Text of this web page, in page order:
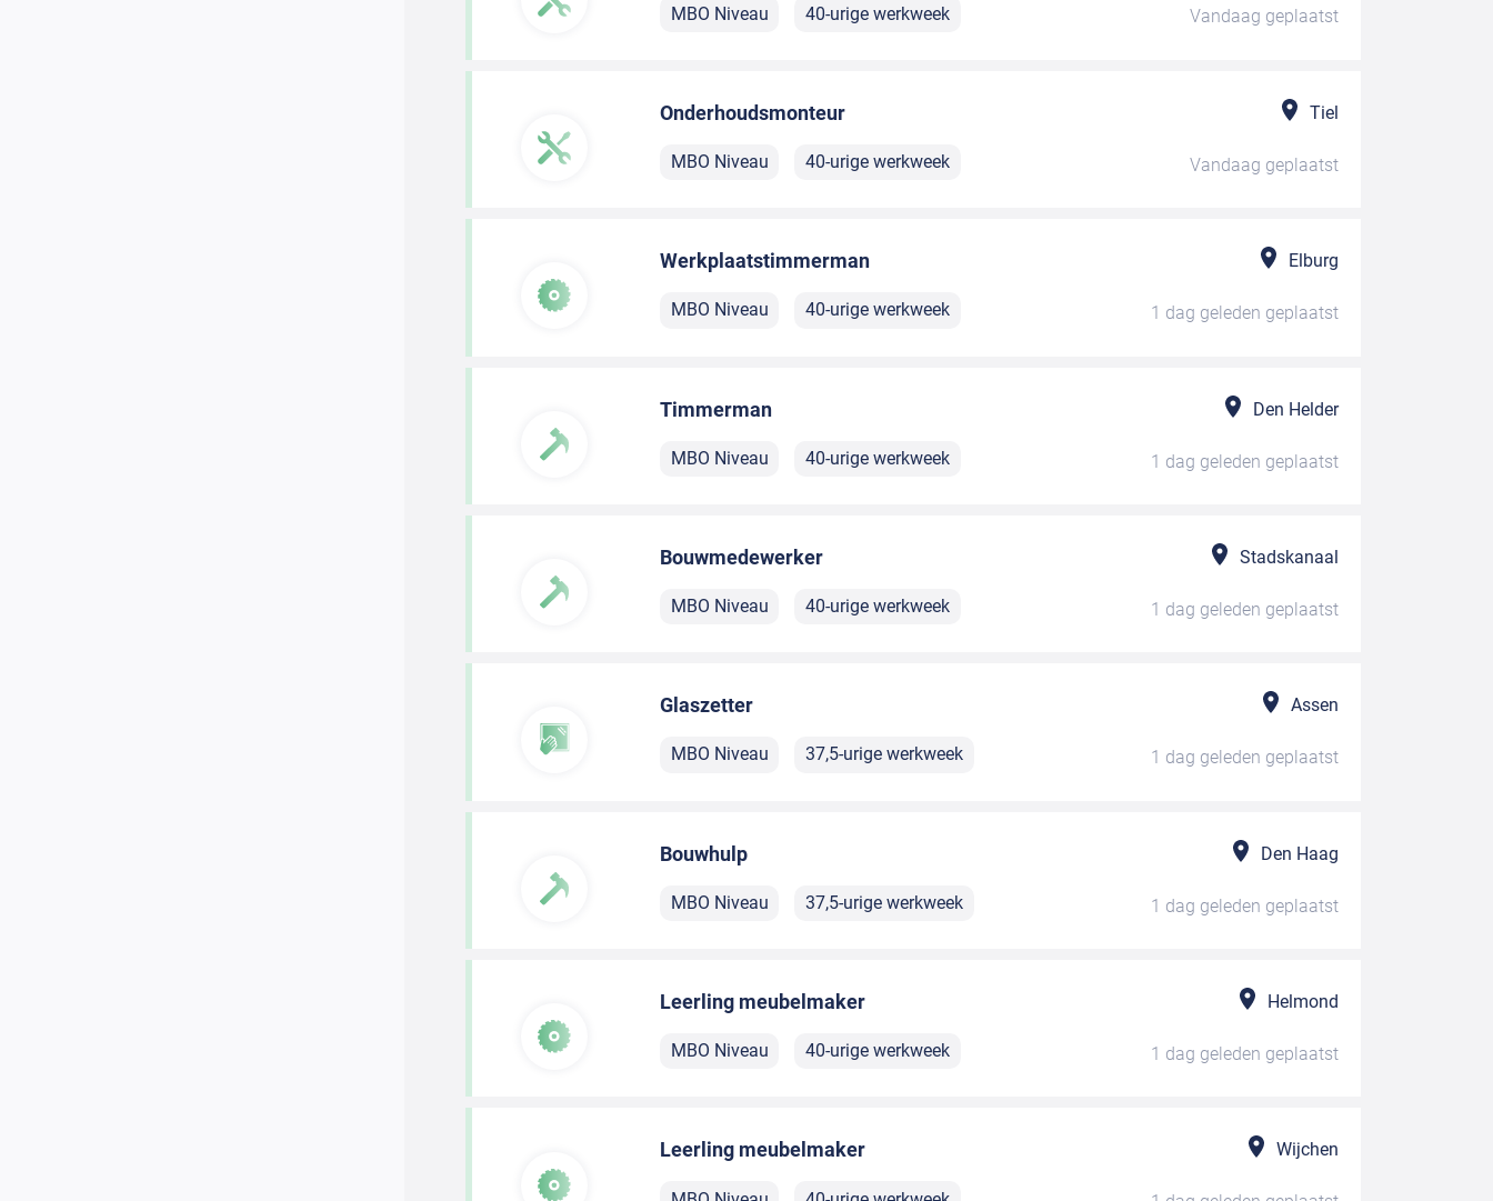
MBO Niveau 40-urige werkweek Vandaag geplaatst
Onderhoudsmonteur Tiel
MBO Niveau 40-urige werkweek Vandaag geplaatst
Werkplaatstimmerman Elburg
MBO Niveau 40-urige werkweek 1 dag geleden geplaatst
Timmerman Den Helder
MBO Niveau 40-urige werkweek 1 dag geleden geplaatst
Bouwmedewerker Stadskanaal
MBO Niveau 40-urige werkweek 1 dag geleden geplaatst
Glaszetter Assen
MBO Niveau 37,5-urige werkweek 1 dag geleden geplaatst
Bouwhulp Den Haag
MBO Niveau 37,5-urige werkweek 1 dag geleden geplaatst
Leerling meubelmaker Helmond
MBO Niveau 40-urige werkweek 1 dag geleden geplaatst
Leerling meubelmaker Wijchen